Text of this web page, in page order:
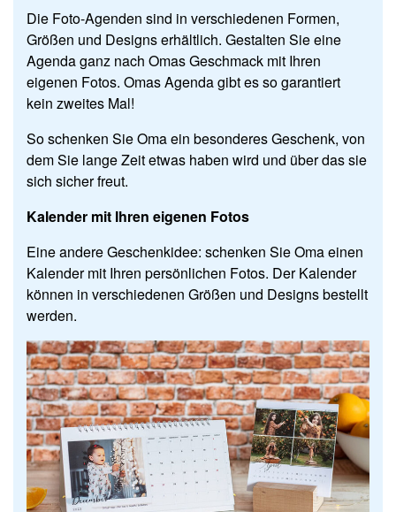
Die Foto-Agenden sind in verschiedenen Formen,
Größen und Designs erhältlich. Gestalten Sie eine
Agenda ganz nach Omas Geschmack mit Ihren
eigenen Fotos. Omas Agenda gibt es so garantiert
kein zweites Mal!
So schenken Sie Oma ein besonderes Geschenk, von
dem Sie lange Zeit etwas haben wird und über das sie
sich sicher freut.
Kalender mit Ihren eigenen Fotos
Eine andere Geschenkidee: schenken Sie Oma einen
Kalender mit Ihren persönlichen Fotos. Der Kalender
können in verschiedenen Größen und Designs bestellt
werden.